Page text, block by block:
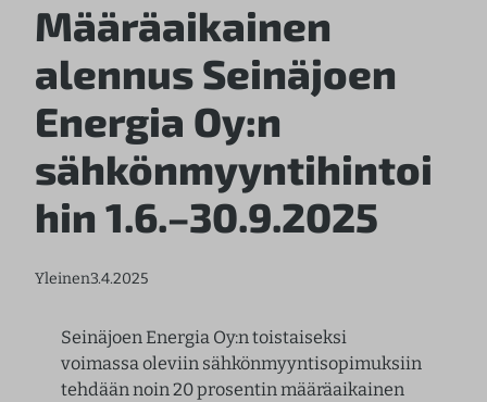
Määräaikainen
alennus Seinäjoen
Energia Oy:n
sähkönmyyntihintoi
hin 1.6.–30.9.2025
Yleinen3.4.2025
Seinäjoen Energia Oy:n toistaiseksi
voimassa oleviin sähkönmyyntisopimuksiin
tehdään noin 20 prosentin määräaikainen